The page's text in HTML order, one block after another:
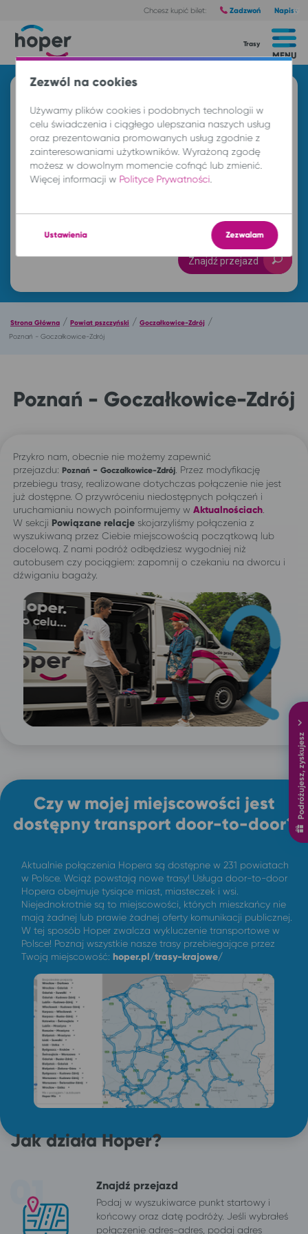
Chcesz kupić bilet: Zadzwoń Napisz
MENU
Trasy
Z
DO
so. 8 sie. -- : --
Znajdź przejazd
Podróżujesz, zyskujesz
Strona Główna / Powiat pszczyński / Goczałkowice-Zdrój /
Poznań - Goczałkowice-Zdrój
Poznań - Goczałkowice-Zdrój
Przykro nam, obecnie nie możemy zapewnić
przejazdu: Poznań - Goczałkowice-Zdrój . Przez modyfikację
przebiegu trasy, realizowane dotychczas połączenie nie jest
już dostępne. O przywróceniu niedostępnych połączeń i
uruchamianiu nowych poinformujemy w Aktualnościach
W sekcji Powiązane relacje skojarzyliśmy połączenia z
wyszukiwaną przez Ciebie miejscowością początkową lub
docelową. Z nami podróż odbędziesz wygodniej niż
autobusem czy pociągiem: zapomnij o czekaniu na dworcu i
dźwiganiu bagaży.
Czy w mojej miejscowości jest
dostępny transport door-to-door?
Aktualnie połączenia Hopera są dostępne w 231 powiatach
w Polsce. Wciąż powstają nowe trasy! Usługa door-to-door
Hopera obejmuje tysiące miast, miasteczek i wsi.
Niejednokrotnie są to miejscowości, których mieszkańcy nie
mają żadnej lub prawie żadnej oferty komunikacji publicznej.
W tej sposób Hoper zwalcza wykluczenie transportowe w
Polsce! Poznaj wszystkie nasze trasy przebiegające przez
Twoją miejscowość: hoper.pl/trasy-krajowe/
Jak działa Hoper?
Znajdź przejazd
Podaj w wyszukiwarce punkt startowy i
końcowy oraz datę podróży. Jeśli wybrałeś
połączenie adres-adres, podaj adres
Zezwól na cookies
Używamy plików cookies i podobnych technologii w
celu świadczenia i ciągłego ulepszania naszych usług
oraz prezentowania promowanych usług zgodnie z
zainteresowaniami użytkowników. Wyrażoną zgodę
możesz w dowolnym momencie cofnąć lub zmienić.
Więcej informacji w Polityce Prywatności
Ustawienia Zezwalam